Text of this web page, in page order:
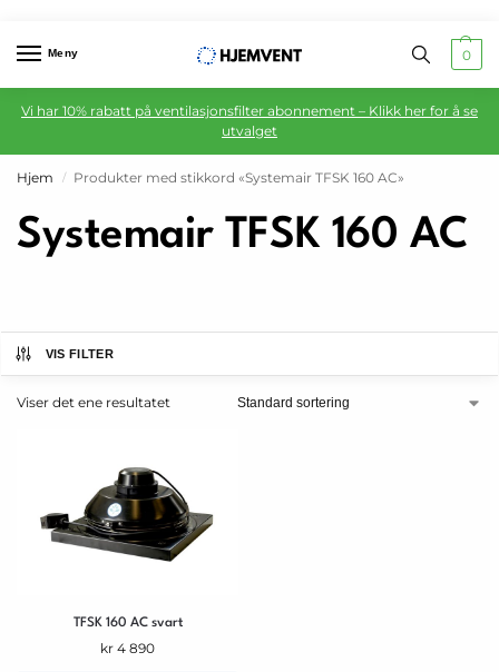
Meny 0
Vi har 10% rabatt på ventilasjonsfilter abonnement – Klikk her for å se
utvalget
Hjem / Produkter med stikkord «Systemair TFSK 160 AC»
Systemair TFSK 160 AC
VIS FILTER
Viser det ene resultatet
TFSK 160 AC svart
kr 4 890